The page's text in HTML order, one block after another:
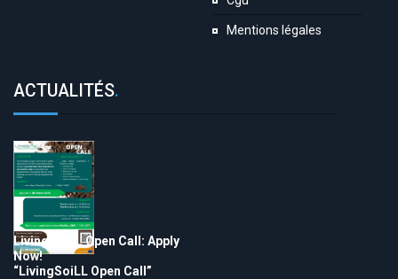
Mentions légales
ACTUALITÉS.
LivingSoiLL Open Call: Apply
Now!
“LivingSoiLL Open Call”